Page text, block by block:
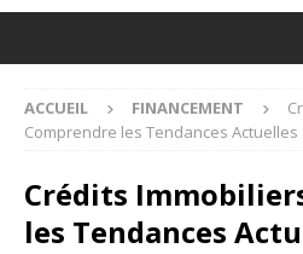
ACCUEIL FINANCEMENT
Comprendre les Tendances Actuelles
Crédits
les Tendances